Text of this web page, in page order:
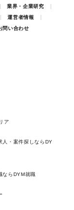
業界・企業研究
運営者情報
問い合わせ
ア
人・案件探しならDY
ならDYM就職